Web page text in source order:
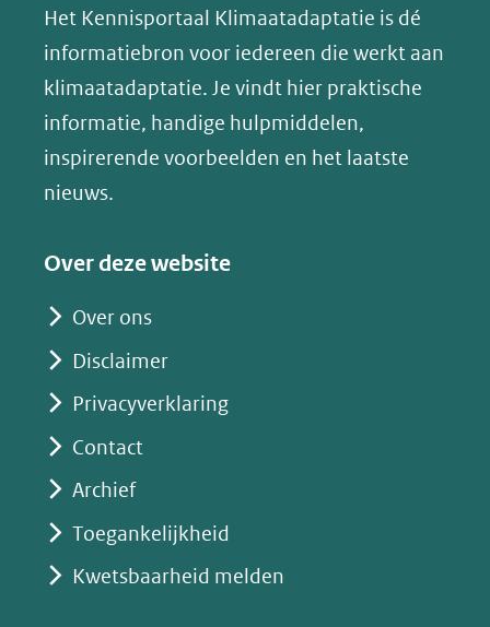
naar
een
andere
website)
Het Kennisportaal Klimaatadaptatie is dé
informatiebron voor iedereen die werkt aan
klimaatadaptatie. Je vindt hier praktische
informatie, handige hulpmiddelen,
inspirerende voorbeelden en het laatste
nieuws.
Over deze website
Over ons
Disclaimer
Privacyverklaring
Contact
Archief
Toegankelijkheid
Kwetsbaarheid melden